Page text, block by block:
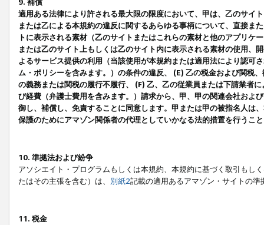
9. 補償
適用ある法律により許される最大限の限度において、甲は、乙のサイ
または乙による本規約の違反に関するあらゆる事柄について、直接ま
トに表示される素材（乙のサイトまたはこれらの素材と他のアプリ
または乙のサイト上もしくは乙のサイト内に表示される素材の使用、
よるサービス提供の利用（当該使用が本規約または適用法により認可
ム・ポリシーを含みます。）の条件の違反、 (E) 乙の税金および関税
の義務または関税の履行不履行、 (F) 乙、乙の従業員または下請業者
び経費（弁護士費用を含みます。）請求から、甲、甲の関連会社およ
御し、補償し、免責することに同意します。甲または甲の被指名人は
保護のためにアマゾン関係者の代理としていかなる法的措置を行うこ
10. 準拠法および紛争
アソシエイト・プログラムもしくは本規約、本規約に基づく取引もし
たはその主張を含む）は、 別紙2記載の適用あるアマゾン・サイトの
11. 税金